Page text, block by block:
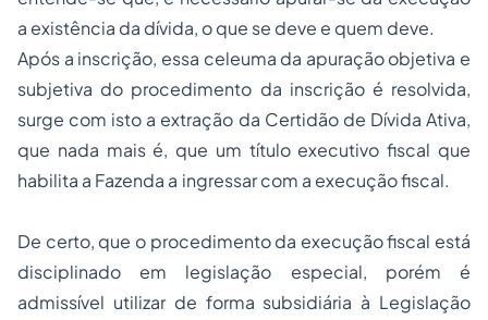
a existência da dívida, o que se deve e quem deve.
Após a inscrição, essa celeuma da apuração objetiva e
subjetiva do procedimento da inscrição é resolvida,
surge com isto a extração da Certidão de Dívida Ativa,
que nada mais é, que um título executivo fiscal que
habilita a Fazenda a ingressar com a execução fiscal.
De certo, que o procedimento da execução fiscal está
disciplinado em legislação especial, porém é
admissível utilizar de forma subsidiária à Legislação